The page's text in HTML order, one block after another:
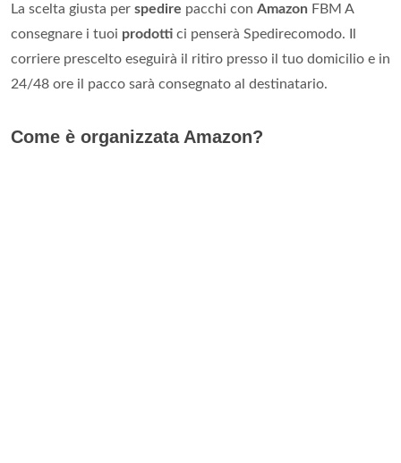
La scelta giusta per spedire pacchi con Amazon FBM A
consegnare i tuoi prodotti ci penserà Spedirecomodo. Il
corriere prescelto eseguirà il ritiro presso il tuo domicilio e in
24/48 ore il pacco sarà consegnato al destinatario.
Come è organizzata Amazon?